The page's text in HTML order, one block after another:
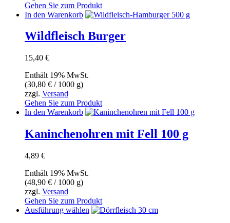
Gehen Sie zum Produkt
In den Warenkorb
Wildfleisch Burger
15,40 €
Enthält 19% MwSt.
(30,80 € / 1000 g)
zzgl. Versand
Gehen Sie zum Produkt
In den Warenkorb
Kaninchenohren mit Fell 100 g
4,89 €
Enthält 19% MwSt.
(48,90 € / 1000 g)
zzgl. Versand
Gehen Sie zum Produkt
Ausführung wählen Dieses